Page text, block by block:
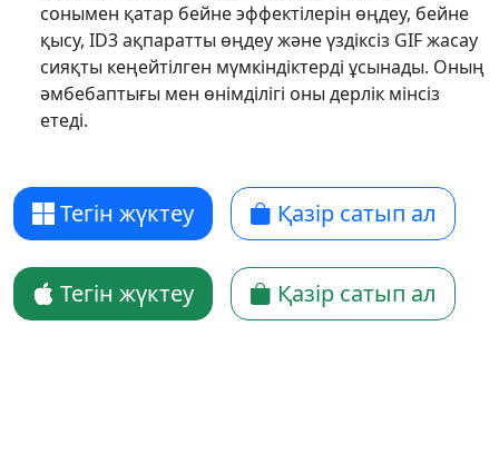
сонымен қатар бейне эффектілерін өңдеу, бейне
қысу, ID3 ақпаратты өңдеу және үздіксіз GIF жасау
сияқты кеңейтілген мүмкіндіктерді ұсынады. Оның
әмбебаптығы мен өнімділігі оны дерлік мінсіз
етеді.
Тегін жүктеу Қазір сатып ал
Тегін жүктеу Қазір сатып ал